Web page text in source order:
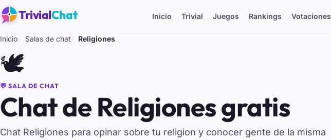
TrivialChat Inicio Trivial Juegos Rankings Votaciones
Inicio Salas de chat Religiones
🕊️
💬 SALA DE CHAT
Chat de Religiones gratis
Chat Religiones para opinar sobre tu religion y conocer gente de la misma